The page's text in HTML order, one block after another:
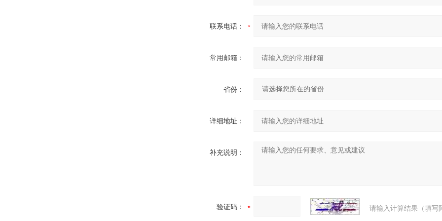
联系电话：
常用邮箱：
省份：
详细地址：
补充说明：
验证码： 请输入计算结果（填写